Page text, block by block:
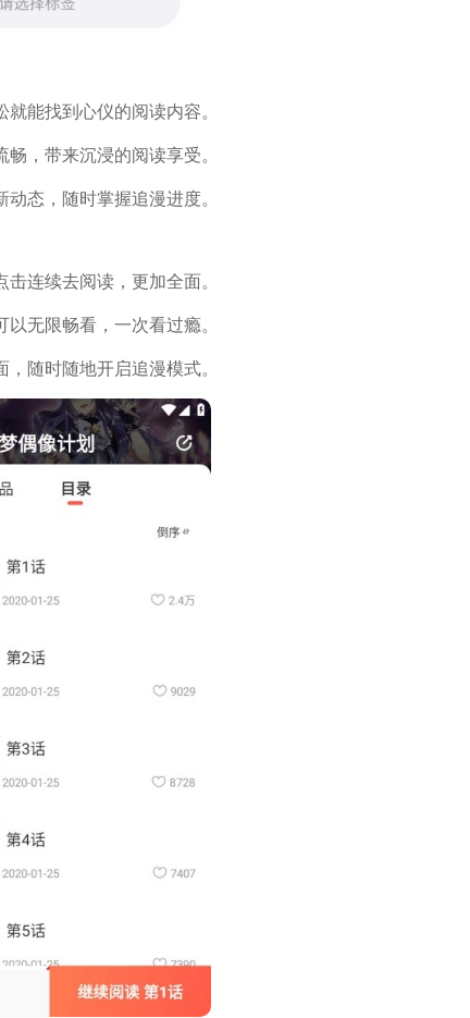
能找到心仪的阅读内容。
，带来沉浸的阅读享受。
态，随时掌握追漫进度。
连续去阅读，更加全面。
无限畅看，一次看过瘾。
随时随地开启追漫模式。